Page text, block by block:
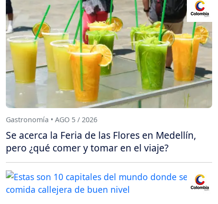
Gastronomía • AGO 5 / 2026
Se acerca la Feria de las Flores en Medellín,
pero ¿qué comer y tomar en el viaje?